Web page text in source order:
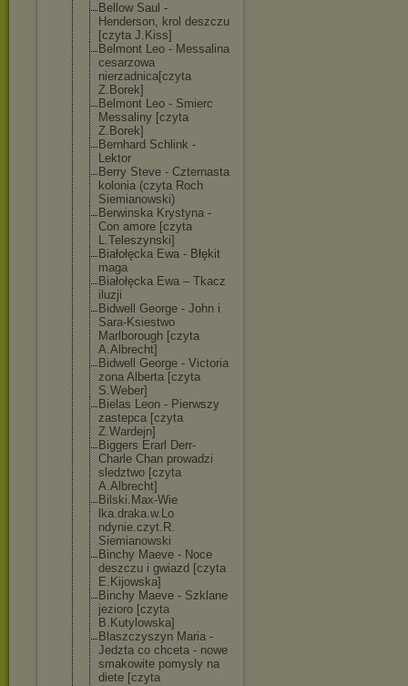
Bellow Saul -
Henderson, krol deszczu
[czyta J.Kiss]
Belmont Leo - Messalina
cesarzowa
nierzadnica[czyta
Z.Borek]
Belmont Leo - Smierc
Messaliny [czyta
Z.Borek]
Bernhard Schlink -
Lektor
Berry Steve - Czternasta
kolonia (czyta Roch
Siemianowski)
Berwinska Krystyna -
Con amore [czyta
L.Teleszynski]
Białołęcka Ewa - Błękit
maga
Białołęcka Ewa – Tkacz
iluzji
Bidwell George - John i
Sara-Ksiestwo
Marlborough [czyta
A.Albrecht]
Bidwell George - Victoria
zona Alberta [czyta
S.Weber]
Bielas Leon - Pierwszy
zastepca [czyta
Z.Wardejn]
Biggers Erarl Derr-
Charle Chan prowadzi
sledztwo [czyta
A.Albrecht]
Bilski.Max-Wie
lka.draka.w.Lo
ndynie.czyt.R.
Siemianowski
Binchy Maeve - Noce
deszczu i gwiazd [czyta
E.Kijowska]
Binchy Maeve - Szklane
jezioro [czyta
B.Kutylowska]
Blaszczyszyn Maria -
Jedzta co chceta - nowe
smakowite pomysly na
diete [czyta